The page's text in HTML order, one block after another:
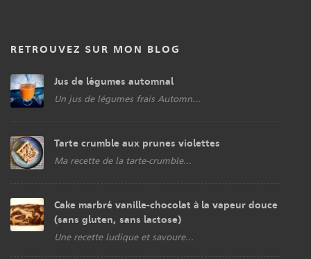
RETROUVEZ SUR MON BLOG
Jus de légumes automnal
Un jus de légumes frais Automn...
Tarte crumble aux prunes violettes
Ma recette de la tarte-crumble...
Cake marbré vanille-chocolat à la vapeur douce
(sans gluten, sans lactose)
Une recette ludique et savoure...